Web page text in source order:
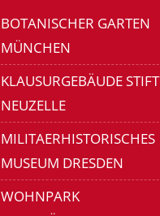
BOTANISCHER GARTEN
MÜNCHEN
KLAUSURGEBÄUDE STIFT
NEUZELLE
MILITAERHISTORISCHES
MUSEUM DRESDEN
WOHNPARK